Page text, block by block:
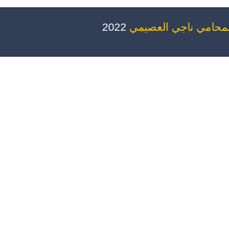
ناجي العصيمي